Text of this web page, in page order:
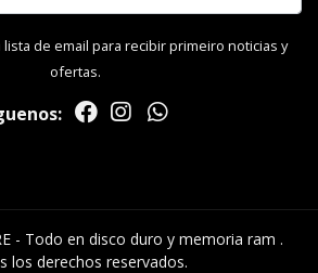
de email para recibir primeiro noticias y
ofertas.
- Todo en disco duro y memoria ram .
los derechos reservados.